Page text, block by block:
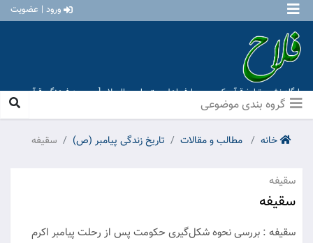
ورود | عضویت
پایگاه نشر و تبلیغ قرآن کریم و معارف اهل بیت علیهم السلام [ موسسه فرهنگی قرآن و
عترت منهاج عشق آباد ]
خانه مطالب و مقالات تاریخ زندگی پیامبر (ص) سقیفه
سقیفه
سقیفه
سقیفه : بررسی نحوه شکل‌گیری حکومت پس از رحلت پیامبر اکرم